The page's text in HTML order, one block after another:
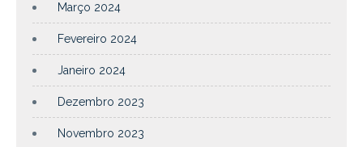
Março 2024
Fevereiro 2024
Janeiro 2024
Dezembro 2023
Novembro 2023